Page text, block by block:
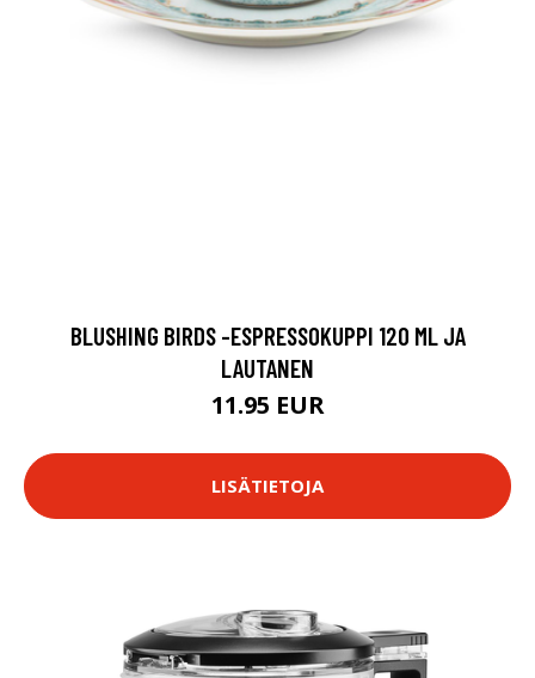
BLUSHING BIRDS -ESPRESSOKUPPI 120 ML JA
LAUTANEN
11.95 EUR
LISÄTIETOJA